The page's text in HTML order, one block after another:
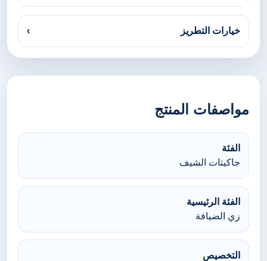
خيارات التطريز ›
مواصفات المنتج
الفئة
جاكيتات الشيف
الفئة الرئيسية
زي الضيافة
التخصيص